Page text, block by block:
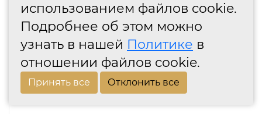
использованием файлов cookie.
Подробнее об этом можно
узнать в нашей Политике в
отношении файлов cookie.
Принять все Отклонить все